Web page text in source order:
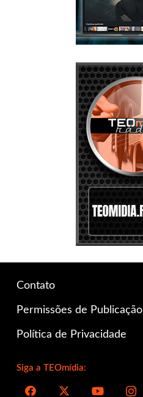
Contato
Permissões de Publicação
Política de Privacidade
Siga a TEOmídia: